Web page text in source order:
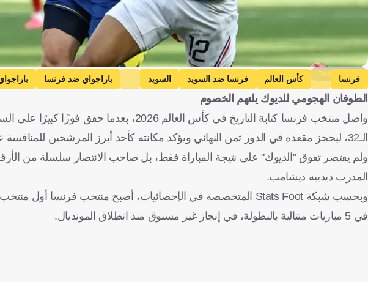
Getty Images
فرنسا كأس العالم فرنسا ضد السويد السويد باراجواي ضد فرنسا
كرة قدم
الطوفان الهجومي للديوك يلتهم الخصوم
الـ32، ليحجز مقعده في الدور ثمن النهائي ويؤكد مكانته كأحد أبرز المرشحين للمنافسة على اللقب.
ولم يقتصر تفوق "الديوك" على نتيجة المباراة فقط، بل صاحب الانتصار سلسلة من
المدرب ديدييه ديشامب.
في 5 مباريات متتالية بالبطولة، في إنجاز غير مسبوق منذ انطلاق المونديال.